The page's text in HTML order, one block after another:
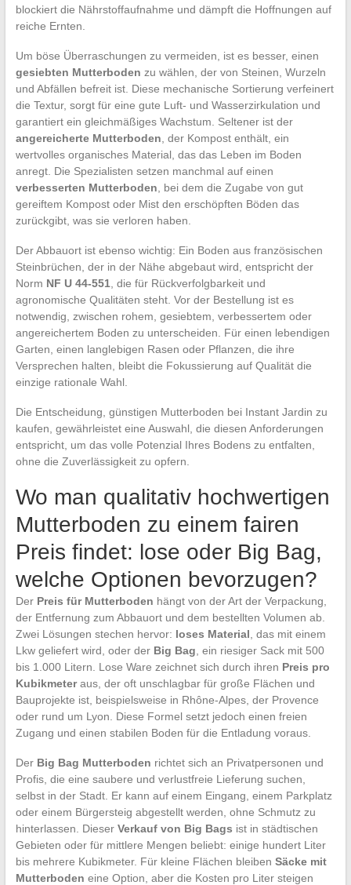
blockiert die Nährstoffaufnahme und dämpft die Hoffnungen auf
reiche Ernten.
Um böse Überraschungen zu vermeiden, ist es besser, einen
gesiebten Mutterboden zu wählen, der von Steinen, Wurzeln
und Abfällen befreit ist. Diese mechanische Sortierung verfeinert
die Textur, sorgt für eine gute Luft- und Wasserzirkulation und
garantiert ein gleichmäßiges Wachstum. Seltener ist der
angereicherte Mutterboden , der Kompost enthält, ein
wertvolles organisches Material, das das Leben im Boden
anregt. Die Spezialisten setzen manchmal auf einen
verbesserten Mutterboden , bei dem die Zugabe von gut
gereiftem Kompost oder Mist den erschöpften Böden das
zurückgibt, was sie verloren haben.
Der Abbauort ist ebenso wichtig: Ein Boden aus französischen
Steinbrüchen, der in der Nähe abgebaut wird, entspricht der
Norm NF U 44-551 , die für Rückverfolgbarkeit und
agronomische Qualitäten steht. Vor der Bestellung ist es
notwendig, zwischen rohem, gesiebtem, verbessertem oder
angereichertem Boden zu unterscheiden. Für einen lebendigen
Garten, einen langlebigen Rasen oder Pflanzen, die ihre
Versprechen halten, bleibt die Fokussierung auf Qualität die
einzige rationale Wahl.
Die Entscheidung, günstigen Mutterboden bei Instant Jardin zu
kaufen, gewährleistet eine Auswahl, die diesen Anforderungen
entspricht, um das volle Potenzial Ihres Bodens zu entfalten,
ohne die Zuverlässigkeit zu opfern.
Wo man qualitativ hochwertigen
Mutterboden zu einem fairen
Preis findet: lose oder Big Bag,
welche Optionen bevorzugen?
Der Preis für Mutterboden hängt von der Art der Verpackung,
der Entfernung zum Abbauort und dem bestellten Volumen ab.
Zwei Lösungen stechen hervor: loses Material , das mit einem
Lkw geliefert wird, oder der Big Bag , ein riesiger Sack mit 500
bis 1.000 Litern. Lose Ware zeichnet sich durch ihren Preis pro
Kubikmeteraus, der oft unschlagbar für große Flächen und
Bauprojekte ist, beispielsweise in Rhône-Alpes, der Provence
oder rund um Lyon. Diese Formel setzt jedoch einen freien
Zugang und einen stabilen Boden für die Entladung voraus.
Der Big Bag Mutterboden richtet sich an Privatpersonen und
Profis, die eine saubere und verlustfreie Lieferung suchen,
selbst in der Stadt. Er kann auf einem Eingang, einem Parkplatz
oder einem Bürgersteig abgestellt werden, ohne Schmutz zu
hinterlassen. Dieser Verkauf von Big Bags ist in städtischen
Gebieten oder für mittlere Mengen beliebt: einige hundert Liter
bis mehrere Kubikmeter. Für kleine Flächen bleiben Säcke mit
Mutterboden eine Option, aber die Kosten pro Liter steigen